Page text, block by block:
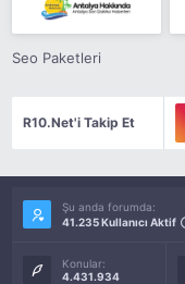
Seo Paketleri
R10.Net'i Takip Et
Şu anda forumda:
41.235 Kullanıcı Aktif
Konular:
4.431.934